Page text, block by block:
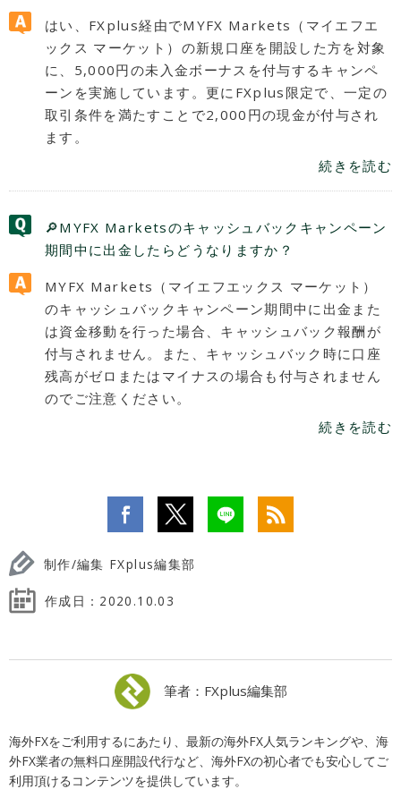
はい、FXplus経由でMYFX Markets（マイエフエ
ックス マーケット）の新規口座を開設した方を対象
に、5,000円の未入金ボーナスを付与するキャンペ
ーンを実施しています。更にFXplus限定で、一定の
取引条件を満たすことで2,000円の現金が付与され
ます。
続きを読む
🔎MYFX Marketsのキャッシュバックキャンペーン
期間中に出金したらどうなりますか？
MYFX Markets（マイエフエックス マーケット）
のキャッシュバックキャンペーン期間中に出金また
は資金移動を行った場合、キャッシュバック報酬が
付与されません。また、キャッシュバック時に口座
残高がゼロまたはマイナスの場合も付与されません
のでご注意ください。
続きを読む
制作/編集 FXplus編集部
作成日： 2020.10.03
筆者：FXplus編集部
海外FXをご利用するにあたり、最新の海外FX人気ランキングや、海
外FX業者の無料口座開設代行など、海外FXの初心者でも安心してご
利用頂けるコンテンツを提供しています。